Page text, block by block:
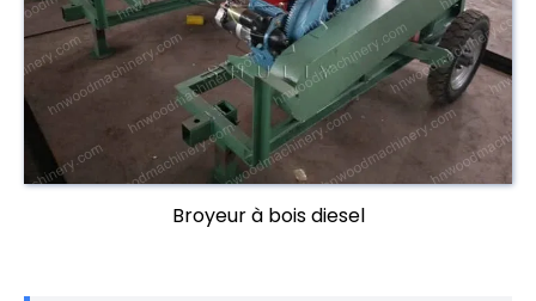
Broyeur à bois diesel